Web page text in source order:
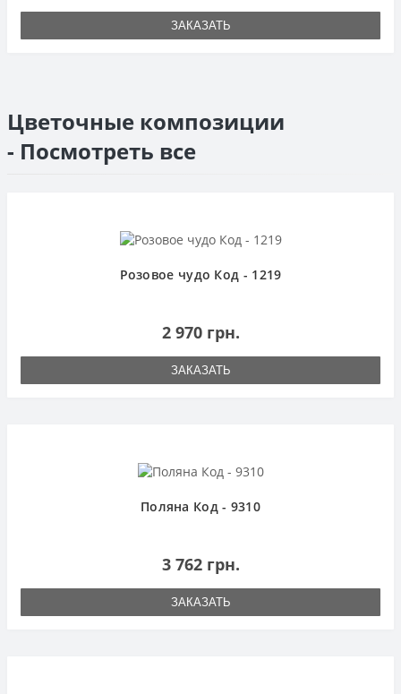
ЗАКАЗАТЬ
Цветочные композиции
- Посмотреть все
Розовое чудо Код - 1219
2 970 грн.
ЗАКАЗАТЬ
Поляна Код - 9310
3 762 грн.
ЗАКАЗАТЬ